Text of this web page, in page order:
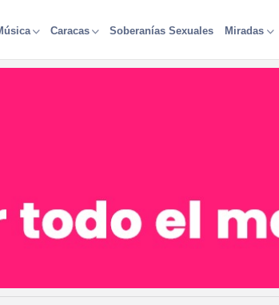
Caracas Soberanías Sexuales Miradas